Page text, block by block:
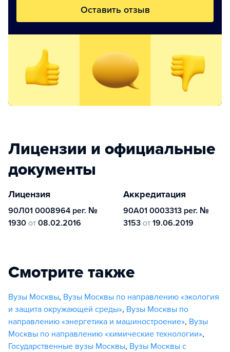
Оставить отзыв
Лицензии и официальные
документы
Лицензия
90Л01 0008964 рег. №
1930 от 08.02.2016
Аккредитация
90А01 0003313 рег. №
3153 от 19.06.2019
Смотрите также
Вузы Москвы, Вузы Москвы по направлению «экология
и защита окружающей среды», Вузы Москвы по
направлению «энергетика и машиностроение», Вузы
Москвы по направлению «химические технологии»,
Государственные вузы Москвы, Вузы Москвы с